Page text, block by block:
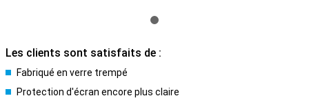
Les clients sont satisfaits de :
Fabriqué en verre trempé
Protection d'écran encore plus claire